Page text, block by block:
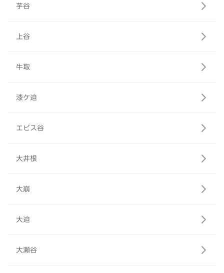
芋谷
上谷
牛取
漆ケ迫
エビス谷
大井根
大崩
大迫
大瀬谷